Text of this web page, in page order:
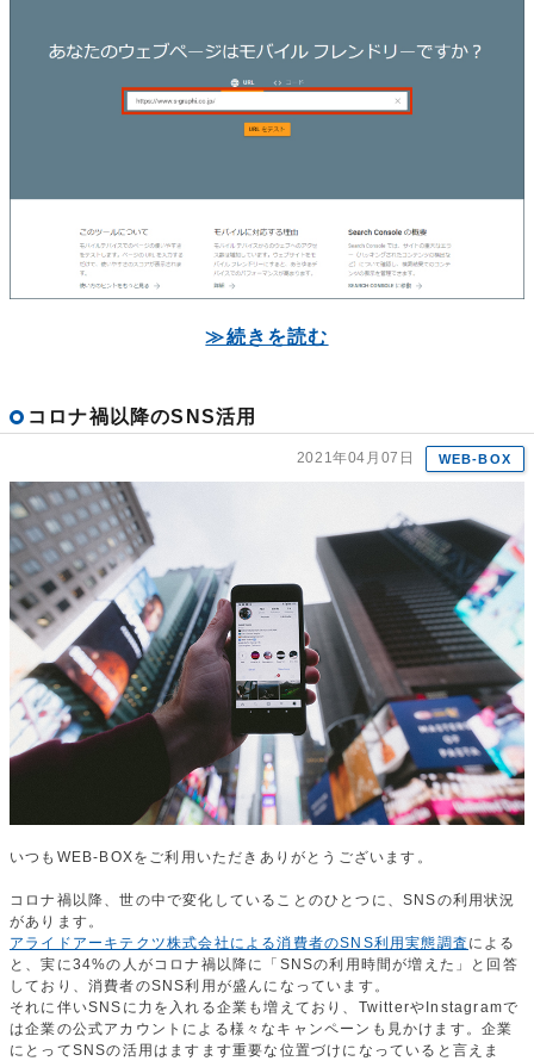
≫続きを読む
コロナ禍以降のSNS活用
2021年04月07日 WEB-BOX
いつもWEB-BOXをご利用いただきありがとうございます。
コロナ禍以降、世の中で変化していることのひとつに、SNSの利用状況
があります。
アライドアーキテクツ株式会社による消費者のSNS利用実態調査 による
と、実に34%の人がコロナ禍以降に「SNSの利用時間が増えた」と回答
しており、消費者のSNS利用が盛んになっています。
それに伴いSNSに力を入れる企業も増えており、TwitterやInstagramで
は企業の公式アカウントによる様々なキャンペーンも見かけます。企業
にとってSNSの活用はますます重要な位置づけになっていると言えま